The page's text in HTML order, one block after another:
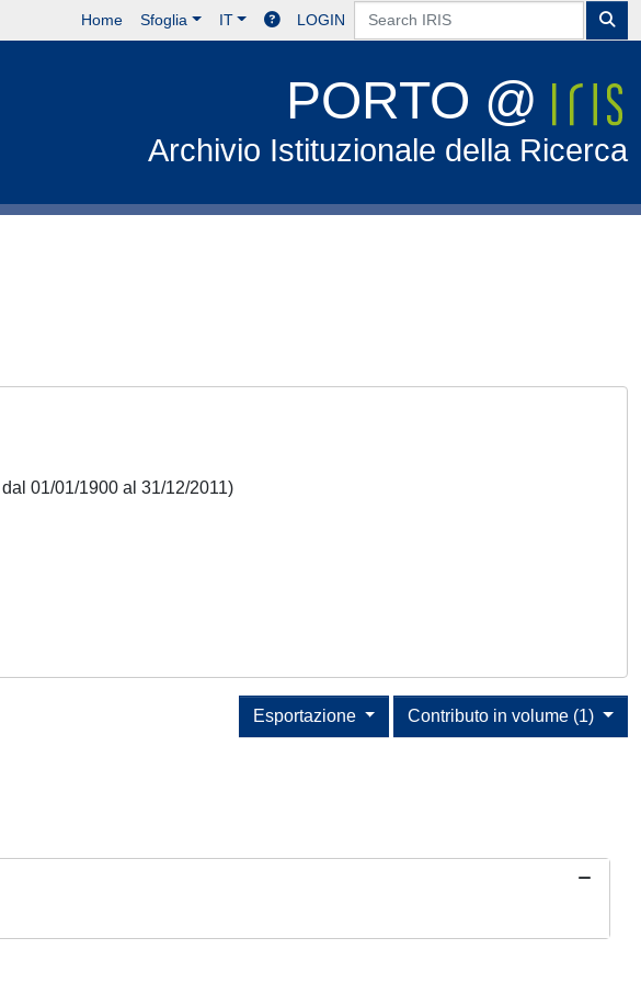
Home Sfoglia IT LOGIN
PORTO @
Archivio Istituzionale della Ricerca
01/01/1900 al 31/12/2011)
Contributo in volume (1)
Esportazione